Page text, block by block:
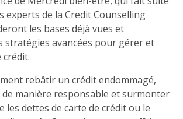
experts de la Credit Counselling
les bases déjà vues et
stratégies avancées pour gérer et
rebâtir un crédit endommagé,
manière responsable et surmonter
les dettes de carte de crédit ou le